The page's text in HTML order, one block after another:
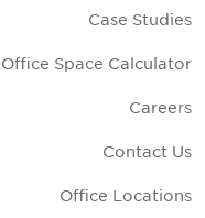
Case Studies
Office Space Calculator
Careers
Contact Us
Office Locations